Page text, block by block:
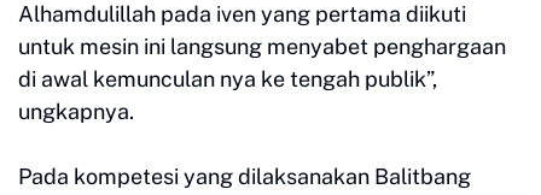
Alhamdulillah pada iven yang pertama diikuti
untuk mesin ini langsung menyabet penghargaan
di awal kemunculan nya ke tengah publik”,
ungkapnya.
Pada kompetesi yang dilaksanakan Balitbang